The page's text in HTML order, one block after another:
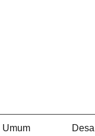
Umum Desa